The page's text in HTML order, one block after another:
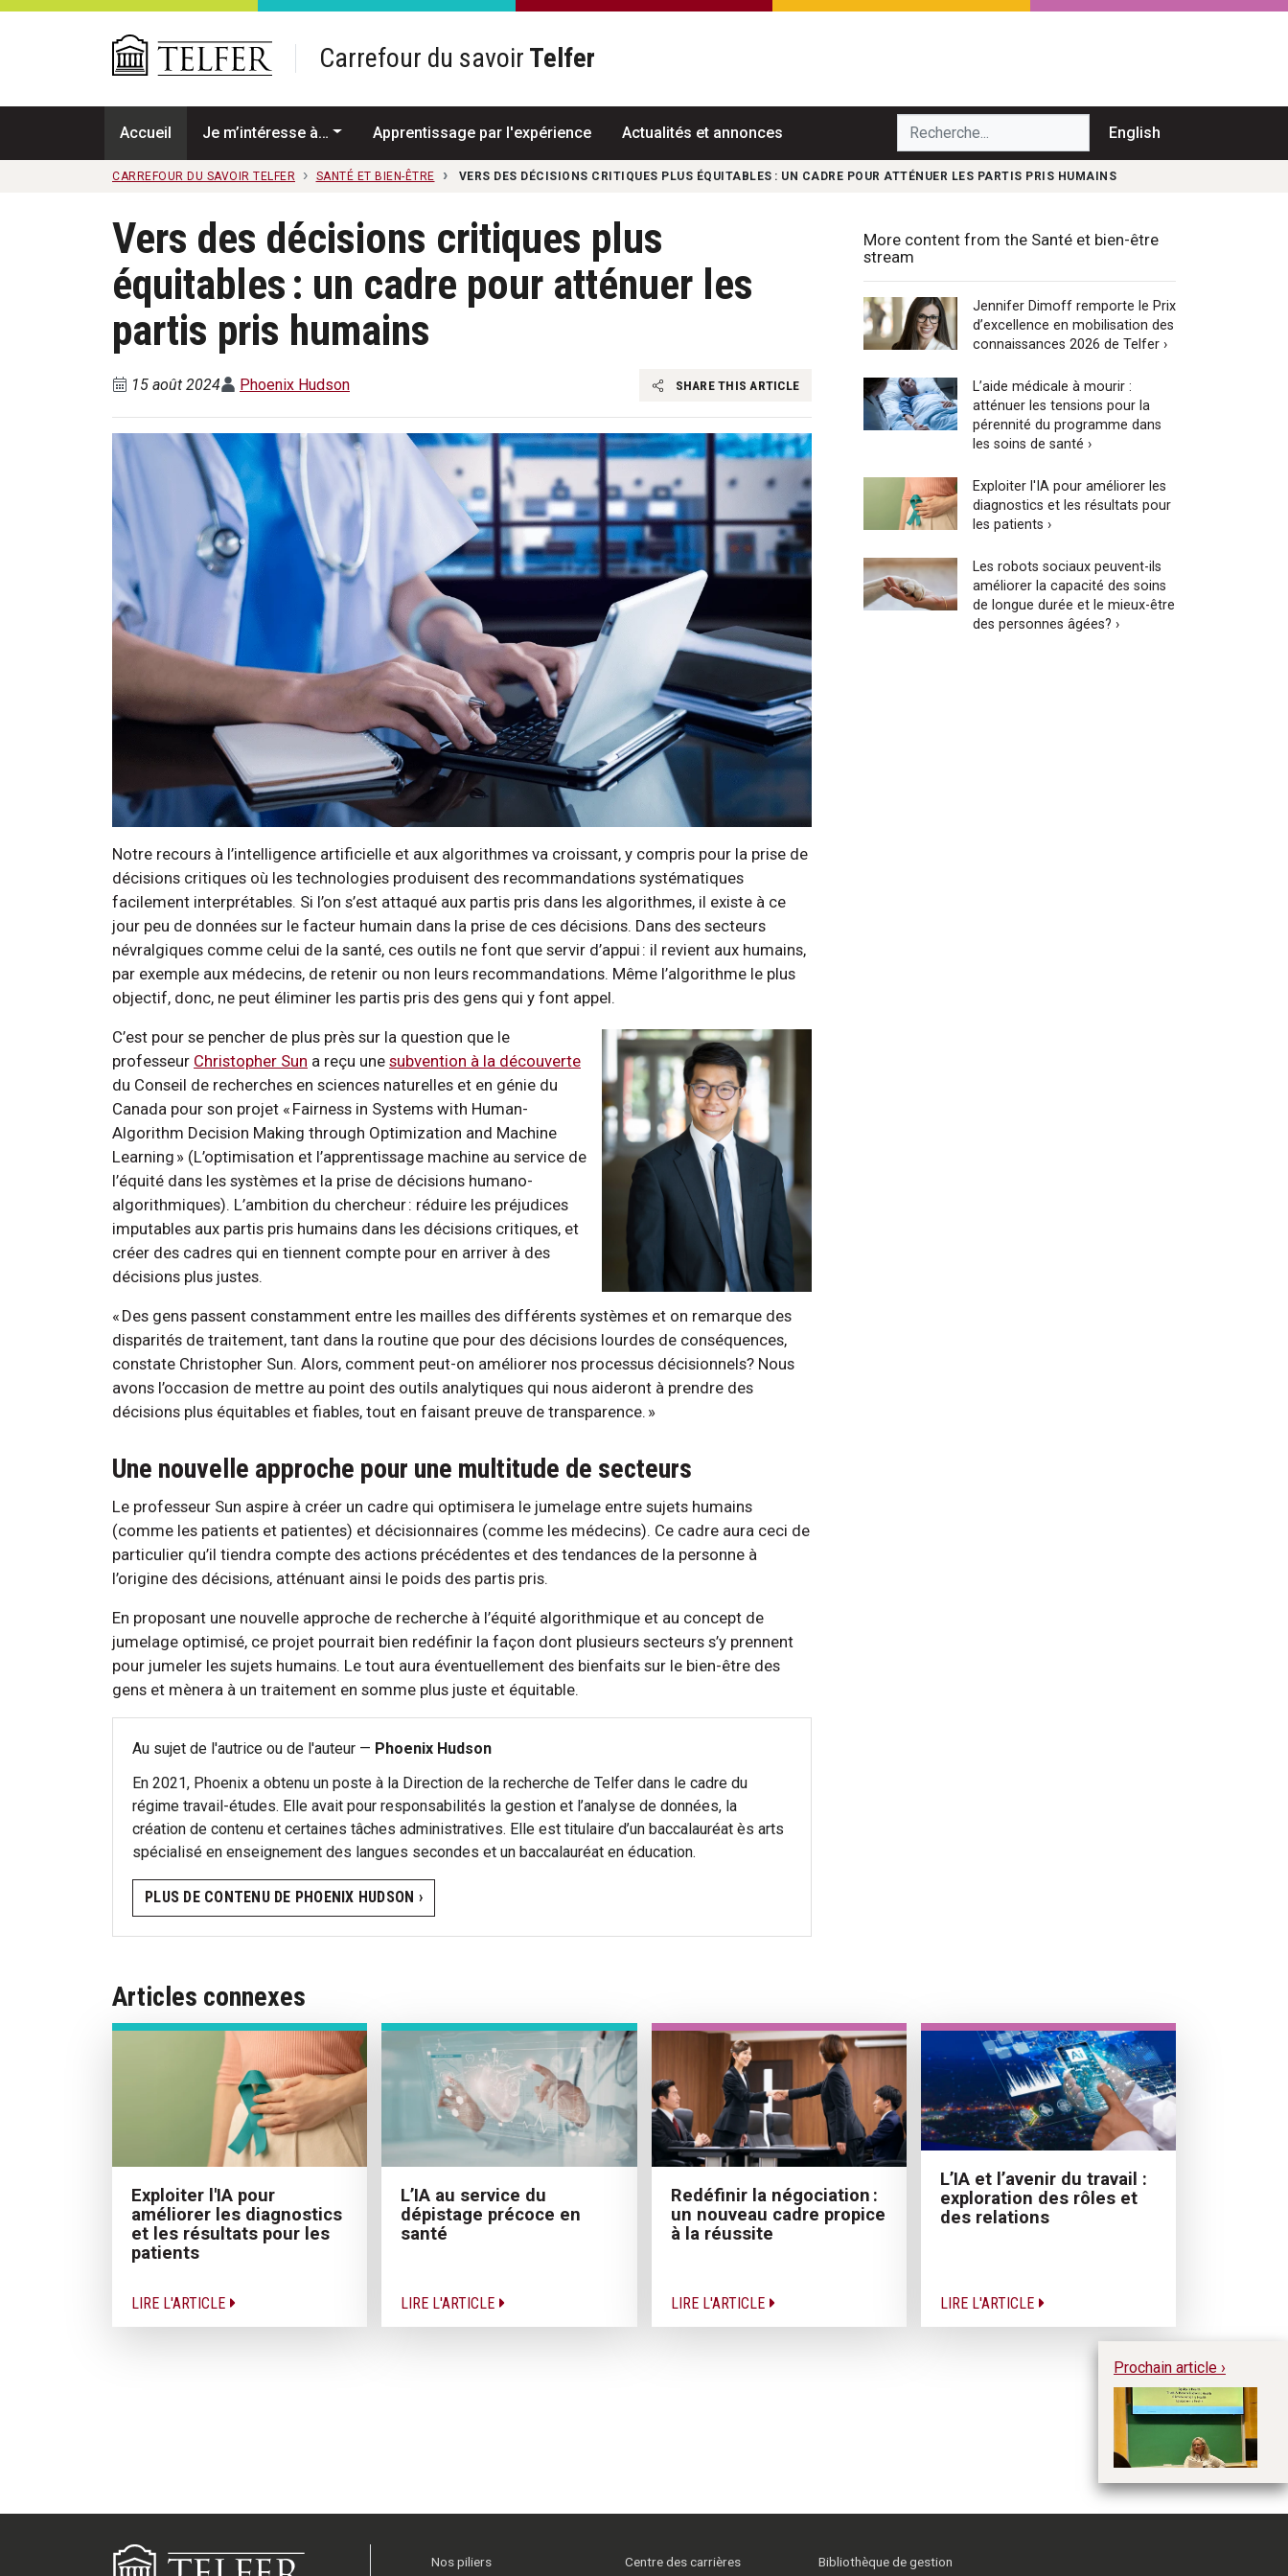
Passer au contenu principal
Carrefour du savoir Telfer
Accueil Je m’intéresse à… Apprentissage par l'expérience Actualités et annonces Recherche... English
CARREFOUR DU SAVOIR TELFER SANTÉ ET BIEN-ÊTRE VERS DES DÉCISIONS CRITIQUES PLUS ÉQUITABLES : UN CADRE POUR ATTÉNUER LES PARTIS PRIS HUMAINS
Vers des décisions critiques plus
équitables : un cadre pour atténuer les
partis pris humains
15 août 2024 Phoenix Hudson SHARE THIS ARTICLE
Notre recours à l’intelligence artificielle et aux algorithmes va croissant, y compris pour la prise de
décisions critiques où les technologies produisent des recommandations systématiques
facilement interprétables. Si l’on s’est attaqué aux partis pris dans les algorithmes, il existe à ce
jour peu de données sur le facteur humain dans la prise de ces décisions. Dans des secteurs
névralgiques comme celui de la santé, ces outils ne font que servir d’appui : il revient aux humains,
par exemple aux médecins, de retenir ou non leurs recommandations. Même l’algorithme le plus
objectif, donc, ne peut éliminer les partis pris des gens qui y font appel.
C’est pour se pencher de plus près sur la question que le
professeur Christopher Sun a reçu une subvention à la découverte
du Conseil de recherches en sciences naturelles et en génie du
Canada pour son projet « Fairness in Systems with Human-
Algorithm Decision Making through Optimization and Machine
Learning » (L’optimisation et l’apprentissage machine au service de
l’équité dans les systèmes et la prise de décisions humano-
algorithmiques). L’ambition du chercheur : réduire les préjudices
imputables aux partis pris humains dans les décisions critiques, et
créer des cadres qui en tiennent compte pour en arriver à des
décisions plus justes.
« Des gens passent constamment entre les mailles des différents systèmes et on remarque des
disparités de traitement, tant dans la routine que pour des décisions lourdes de conséquences,
constate Christopher Sun. Alors, comment peut-on améliorer nos processus décisionnels? Nous
avons l’occasion de mettre au point des outils analytiques qui nous aideront à prendre des
décisions plus équitables et fiables, tout en faisant preuve de transparence. »
Une nouvelle approche pour une multitude de secteurs
Le professeur Sun aspire à créer un cadre qui optimisera le jumelage entre sujets humains
(comme les patients et patientes) et décisionnaires (comme les médecins). Ce cadre aura ceci de
particulier qu’il tiendra compte des actions précédentes et des tendances de la personne à
l’origine des décisions, atténuant ainsi le poids des partis pris.
En proposant une nouvelle approche de recherche à l’équité algorithmique et au concept de
jumelage optimisé, ce projet pourrait bien redéfinir la façon dont plusieurs secteurs s’y prennent
pour jumeler les sujets humains. Le tout aura éventuellement des bienfaits sur le bien-être des
gens et mènera à un traitement en somme plus juste et équitable.
Au sujet de l'autrice ou de l'auteur — Phoenix Hudson
En 2021, Phoenix a obtenu un poste à la Direction de la recherche de Telfer dans le cadre du
régime travail-études. Elle avait pour responsabilités la gestion et l’analyse de données, la
création de contenu et certaines tâches administratives. Elle est titulaire d’un baccalauréat ès arts
spécialisé en enseignement des langues secondes et un baccalauréat en éducation.
PLUS DE CONTENU DE PHOENIX HUDSON ›
More content from the Santé et bien-être
stream
Jennifer Dimoff remporte le Prix
d’excellence en mobilisation des
connaissances 2026 de Telfer ›
L’aide médicale à mourir :
atténuer les tensions pour la
pérennité du programme dans
les soins de santé ›
Exploiter l'IA pour améliorer les
diagnostics et les résultats pour
les patients ›
Les robots sociaux peuvent-ils
améliorer la capacité des soins
de longue durée et le mieux-être
des personnes âgées? ›
Articles connexes
Exploiter l'IA pour
améliorer les diagnostics
et les résultats pour les
patients
LIRE L'ARTICLE
L’IA au service du
dépistage précoce en
santé
LIRE L'ARTICLE
Redéfinir la négociation :
un nouveau cadre propice
à la réussite
LIRE L'ARTICLE
L’IA et l’avenir du travail :
exploration des rôles et
des relations
LIRE L'ARTICLE
Prochain article ›
Nos piliers Centre des carrières Bibliothèque de gestion